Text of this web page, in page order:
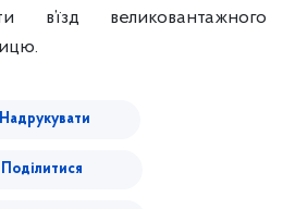
в’їзд великовантажного
Надрукувати
Поділитися